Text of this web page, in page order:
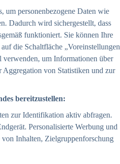
um personenbezogene Daten wie
Dadurch wird sichergestellt, dass
funktioniert. Sie können Ihre
die Schaltfläche „Voreinstellungen
um Informationen über
Aggregation von Statistiken und zur
bereitzustellen:
zur Identifikation aktiv abfragen.
Personalisierte Werbung und
Inhalten, Zielgruppenforschung